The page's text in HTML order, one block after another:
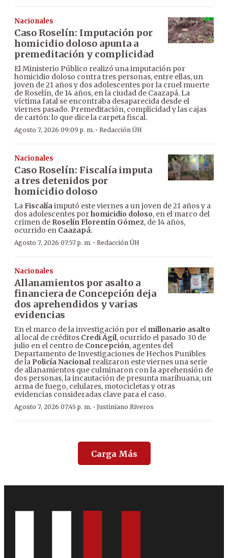
Nacionales
Caso Roselín: Imputación por
homicidio doloso apunta a
premeditación y complicidad
El Ministerio Público realizó una imputación por
homicidio doloso contra tres personas, entre ellas, un
joven de 21 años y dos adolescentes por la cruel muerte
de Roselín, de 14 años, en la ciudad de Caazapá. La
víctima fatal se encontraba desaparecida desde el
viernes pasado. Premeditación, complicidad y las cajas
de cartón: lo que dice la carpeta fiscal.
Agosto 7, 2026 09:09 p. m. · Redacción ÚH
Nacionales
Caso Roselín: Fiscalía imputa
a tres detenidos por
homicidio doloso
LaFiscalíaimputó este viernes a un joven de 21 años y a
dos adolescentes porhomicidio doloso, en el marco del
crimen de Roselín Florentín Gómez, de 14 años,
ocurrido en Caazapá.
Agosto 7, 2026 07:57 p. m. · Redacción ÚH
Nacionales
Allanamientos por asalto a
financiera de Concepción deja
dos aprehendidos y varias
evidencias
En el marco de la investigación por el millonario asalto
al local de créditos Credi Ágil, ocurrido el pasado 30 de
julio en el centro de Concepción, agentes del
Departamento de Investigaciones de Hechos Punibles
de la Policía Nacionalrealizaron este viernes una serie
de allanamientos que culminaron con la aprehensión de
dos personas, la incautación de presunta marihuana, un
arma de fuego, celulares, motocicletas y otras
evidencias consideradas clave para el caso.
Agosto 7, 2026 07:45 p. m. · Justiniano Riveros
Carga Más